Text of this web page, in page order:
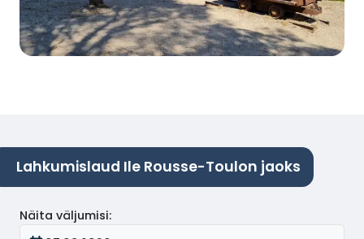
Lahkumislaud Ile Rousse-Toulon jaoks
Näita väljumisi: